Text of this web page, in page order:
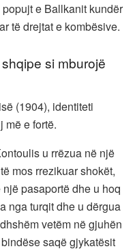
e Ballkanit kundër
të drejtat e kombësive.
si mburojë
(1904), identiteti
më e fortë.
u rrëzua në një
mos rrezikuar shokët,
pasaportë dhe u hoq
nga turqit dhe u dërgua
vetëm në gjuhën
saqë gjykatësit